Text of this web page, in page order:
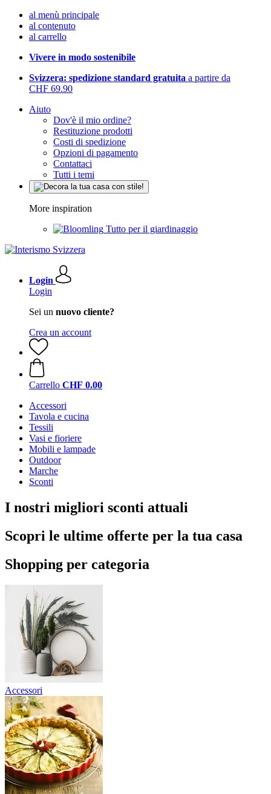
al menù principale
al contenuto
al carrello
Vivere in modo sostenibile
Svizzera: spedizione standard gratuita a partire da
CHF 69.90
Aiuto
Dov'è il mio ordine?
Restituzione prodotti
Costi di spedizione
Opzioni di pagamento
Contattaci
Tutti i temi
More inspiration
Tutto per il giardinaggio
Login
Login
Sei un nuovo cliente?
Crea un account
Carrello CHF 0.00
Accessori
Tavola e cucina
Tessili
Vasi e fioriere
Mobili e lampade
Outdoor
Marche
Sconti
I nostri migliori sconti attuali
Scopri le ultime offerte per la tua casa
Shopping per categoria
Accessori